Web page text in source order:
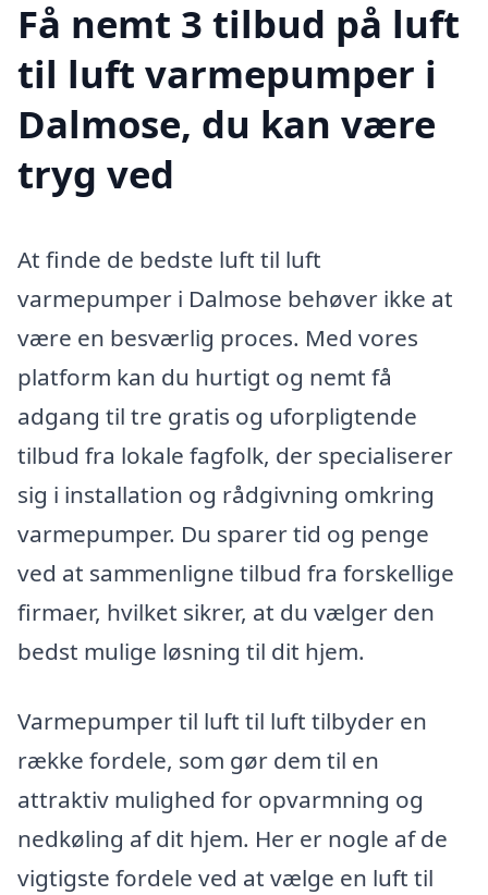
Få nemt 3 tilbud på luft
til luft varmepumper i
Dalmose, du kan være
tryg ved
At finde de bedste luft til luft
varmepumper i Dalmose behøver ikke at
være en besværlig proces. Med vores
platform kan du hurtigt og nemt få
adgang til tre gratis og uforpligtende
tilbud fra lokale fagfolk, der specialiserer
sig i installation og rådgivning omkring
varmepumper. Du sparer tid og penge
ved at sammenligne tilbud fra forskellige
firmaer, hvilket sikrer, at du vælger den
bedst mulige løsning til dit hjem.
Varmepumper til luft til luft tilbyder en
række fordele, som gør dem til en
attraktiv mulighed for opvarmning og
nedkøling af dit hjem. Her er nogle af de
vigtigste fordele ved at vælge en luft til